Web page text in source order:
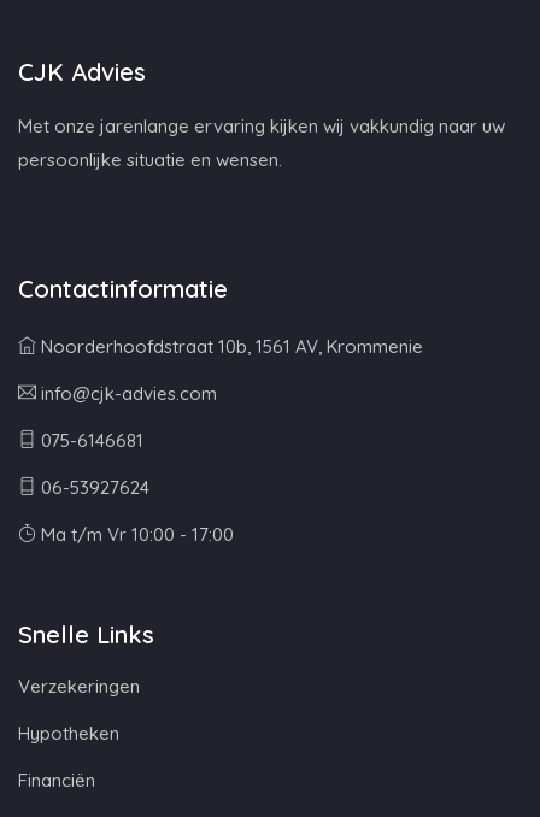
CJK Advies
Met onze jarenlange ervaring kijken wij vakkundig naar uw
persoonlijke situatie en wensen.
Contactinformatie
Noorderhoofdstraat 10b, 1561 AV, Krommenie
info@cjk-advies.com
075-6146681
06-53927624
Ma t/m Vr 10:00 - 17:00
Snelle Links
Verzekeringen
Hypotheken
Financiën